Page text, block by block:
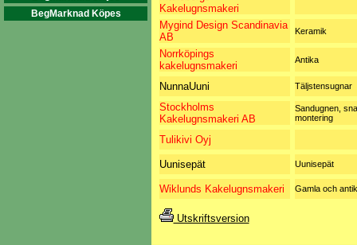
BegMarknad Köpes
Kakelugnsmakeri
Mygind Design Scandinavia
AB
Keramik
Norrköpings
kakelugnsmakeri
Antika
NunnaUuni Täljstensugnar
Stockholms
Kakelugnsmakeri AB
Sandugnen,
montering
Tulikivi Oyj
Uunisepät Uunisepät
Wiklunds Kakelugnsmakeri Gamla och
Utskriftsversion